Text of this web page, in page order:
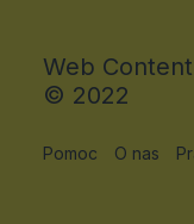
Web
© 2022
Pomoc O nas